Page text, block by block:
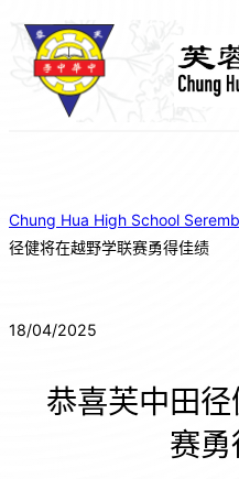
Chung Hua High School
径健将在越野学联赛勇得佳绩
18/04/2025
恭喜芙中田
赛